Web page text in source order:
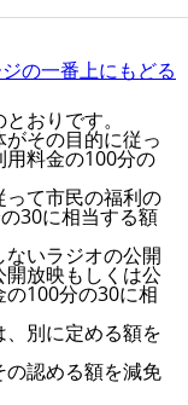
の一番上にもどる
おりです。
その目的に従っ
料金の100分の
て市民の福利の
30に相当する額
いラジオの公開
放映もしくは公
100分の30に相
別に定める額を
認める額を減免